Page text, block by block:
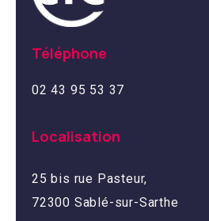
Téléphone
02 43 95 53 37
Localisation
25 bis rue Pasteur,
72300 Sablé-sur-Sarthe